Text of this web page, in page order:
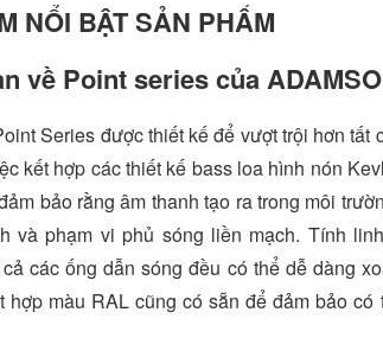
NỔI BẬT SẢN PHẨM
về Point series của
Series được thiết kế để vượt trội hơn
kết hợp các thiết kế bass loa hình nón
bảo rằng âm thanh tạo ra trong môi
và phạm vi phủ sóng liền mạch. Tính
các ống dẫn sóng đều có thể dễ dàng
hợp màu RAL cũng có sẵn để đảm bảo